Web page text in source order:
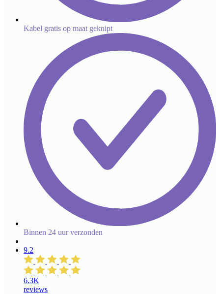
Kabel gratis op maat geknipt
Binnen 24 uur verzonden
9.2
6.3K
reviews